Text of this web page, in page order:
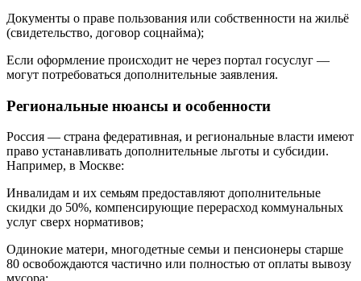
Документы о праве пользования или собственности на жильё
(свидетельство, договор соцнайма);
Если оформление происходит не через портал госуслуг —
могут потребоваться дополнительные заявления.
Региональные нюансы и особенности
Россия — страна федеративная, и региональные власти имеют
право устанавливать дополнительные льготы и субсидии.
Например, в Москве:
Инвалидам и их семьям предоставляют дополнительные
скидки до 50%, компенсирующие перерасход коммунальных
услуг сверх нормативов;
Одинокие матери, многодетные семьи и пенсионеры старше
80 освобождаются частично или полностью от оплаты вывозу